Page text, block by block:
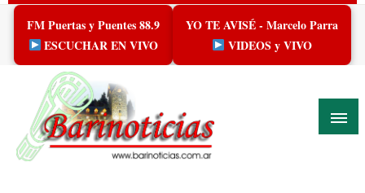
Skip
content
FM Puertas y Puentes 88.9
ESCUCHAR EN VIVO
YO TE AVISÉ - Marcelo Parra
VIDEOS y VIVO